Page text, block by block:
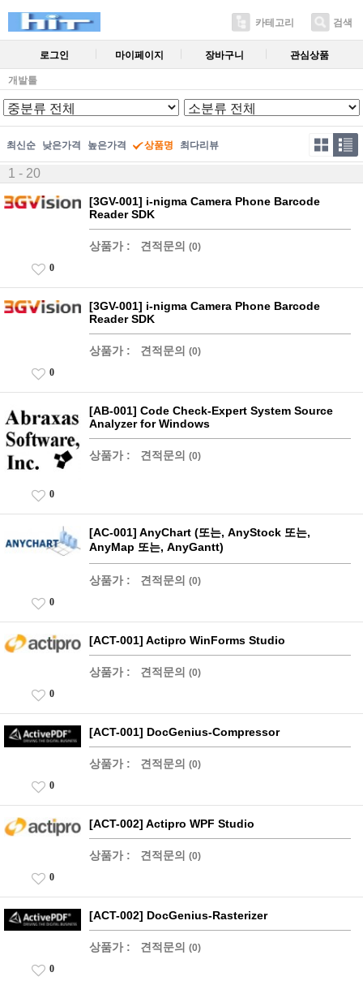
카테고리 검색
로그인 마이페이지 장바구니 관심상품
개발툴
최신순 낮은가격 높은가격 상품명 최다리뷰
1 - 20
[3GV-001] i-nigma Camera Phone Barcode
Reader SDK
상품가 : 견적문의 (0)
0
[3GV-001] i-nigma Camera Phone Barcode
Reader SDK
상품가 : 견적문의 (0)
0
[AB-001] Code Check-Expert System Source
Analyzer for Windows
상품가 : 견적문의 (0)
0
[AC-001] AnyChart (또는, AnyStock 또는,
AnyMap 또는, AnyGantt)
상품가 : 견적문의 (0)
0
[ACT-001] Actipro WinForms Studio
상품가 : 견적문의 (0)
0
[ACT-001] DocGenius-Compressor
상품가 : 견적문의 (0)
0
[ACT-002] Actipro WPF Studio
상품가 : 견적문의 (0)
0
[ACT-002] DocGenius-Rasterizer
상품가 : 견적문의 (0)
0